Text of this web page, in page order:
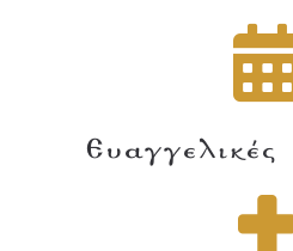
Ευαγγελικές